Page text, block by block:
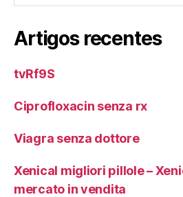
Artigos recentes
tvRf9S
Ciprofloxacin senza rx
Viagra senza dottore
Xenical migliori pillole –
mercato in vendita